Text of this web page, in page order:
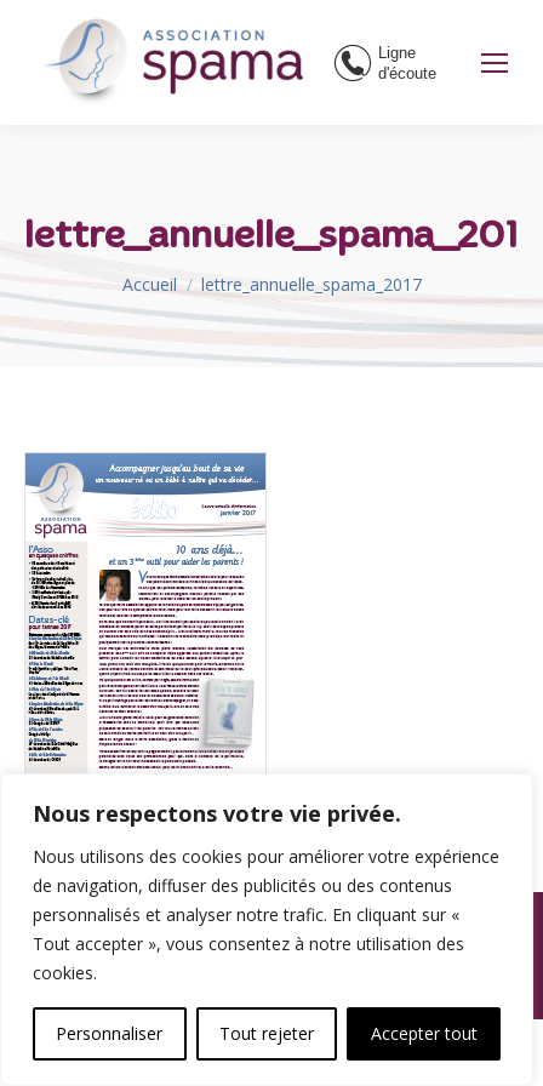
Nous respectons votre vie privée.
Nous utilisons des cookies pour améliorer votre expérience
de navigation, diffuser des publicités ou des contenus
personnalisés et analyser notre trafic. En cliquant sur «
Tout accepter », vous consentez à notre utilisation des
cookies.
Personnaliser Tout rejeter Accepter tout
Ligne
d'écoute
lettre_annuelle_spama_2017
Vous êtes ici :
Accueil lettre_annuelle_spama_2017
© SPAMA 2014 - 2026. Tous droits réservés.
footer